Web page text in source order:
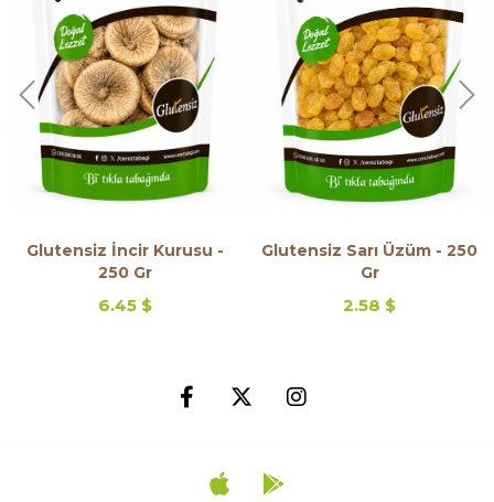
Glutensiz İncir Kurusu -
250 Gr
6.45 $
Glutensiz Sarı Üzüm - 250
Gr
2.58 $